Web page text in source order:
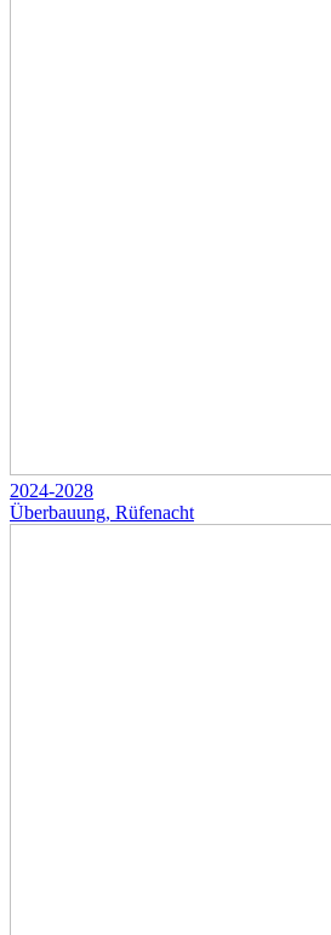
2024-2028
Überbauung, Rüfenacht